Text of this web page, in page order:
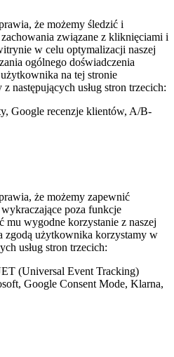
że możemy śledzić i
związane z kliknięciami i
w celu optymalizacji naszej
ogólnego doświadczenia
na tej stronie
następujących usług stron trzecich:
Google recenzje klientów, A/B-
że możemy zapewnić
poza funkcje
wygodne korzystanie z naszej
zgodą użytkownika korzystamy w
usług stron trzecich:
(Universal Event Tracking)
Google Consent Mode, Klarna,